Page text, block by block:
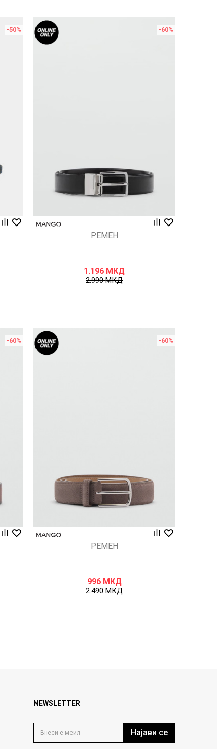
-50% -60%
РЕМЕН
1.196 МКД
2.990МКД
-60% -60%
РЕМЕН
996 МКД
2.490МКД
NEWSLETTER
Најави се